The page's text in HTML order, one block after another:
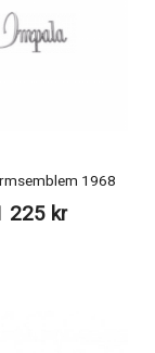
1968
225 kr